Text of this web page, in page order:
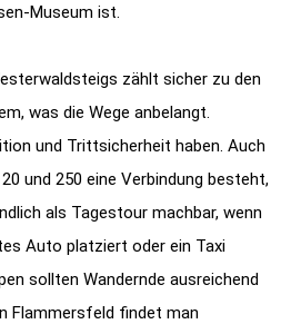
Museum ist.
zählt sicher zu den
was die Wege anbelangt.
und Trittsicherheit haben. Auch
und 250 eine Verbindung besteht,
als Tagestour machbar, wenn
Auto platziert oder ein Taxi
sollten Wandernde ausreichend
Flammersfeld findet man